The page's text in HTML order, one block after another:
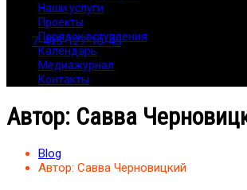
7-495-127-10-45
Наши услуги
Проекты
Порядок вступления
Календарь
Медиажурнал
Контакты
Автор: Савва
Blog
Автор: Савва Черновицкий